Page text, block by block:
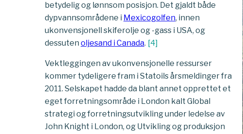
betydelig og lønnsom posisjon. Det gjaldt både
dypvannsområdene i Mexicogolfen, innen
ukonvensjonell skiferolje og -gass i USA, og
dessuten oljesand i Canada. [4]
Vektleggingen av ukonvensjonelle ressurser
kommer tydeligere fram i Statoils årsmeldinger fra
2011. Selskapet hadde da blant annet opprettet et
eget forretningsområde i London kalt Global
strategi og forretningsutvikling under ledelse av
John Knight i London, og Utvikling og produksjon